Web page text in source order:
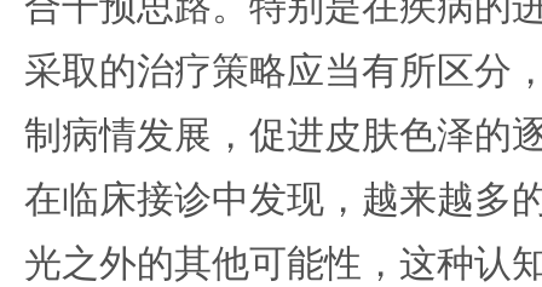
采取的治疗策略应当有所区分
制病情发展，促进皮肤色泽的
在临床接诊中发现，越来越多
光之外的其他可能性，这种认